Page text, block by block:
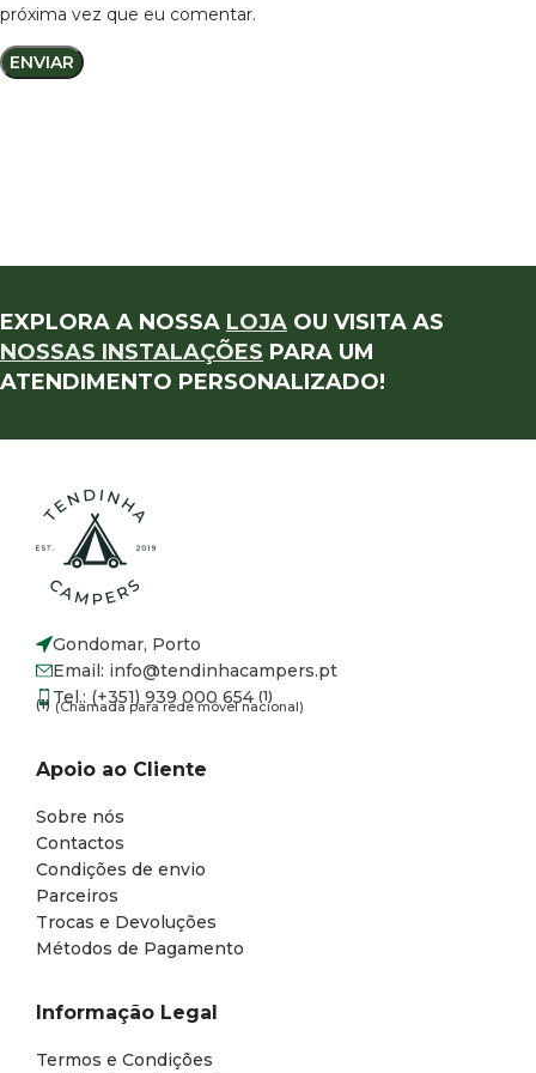
próxima vez que eu comentar.
EXPLORA A NOSSA LOJA OU VISITA AS
NOSSAS INSTALAÇÕES PARA UM
ATENDIMENTO PERSONALIZADO!
Gondomar, Porto
Email: info@tendinhacampers.pt
Tel.: (+351) 939 000 654 (1)
(1) (Chamada para rede móvel nacional)
Apoio ao Cliente
Sobre nós
Contactos
Condições de envio
Parceiros
Trocas e Devoluções
Métodos de Pagamento
Informação Legal
Termos e Condições